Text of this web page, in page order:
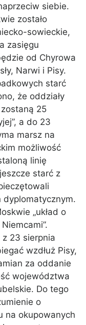
siebie.
zostało
sowieckie,
zasięgu
od Chyrowa
Narwi i Pisy.
starć
że oddziały
25
a do 23
marsz na
możliwość
linię
starć z
dyplomatycznym.
„układ o
z 23 sierpnia
wzdłuż Pisy,
za oddanie
województwa
Do tego
o
na okupowanych